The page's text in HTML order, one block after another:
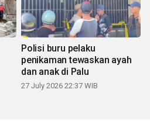
Polisi buru pelaku
penikaman tewaskan ayah
dan anak di Palu
27 July 2026 22:37 WIB